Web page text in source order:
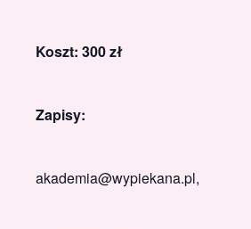
Koszt: 300 zł
Zapisy:
akademia@wypiekana.pl,